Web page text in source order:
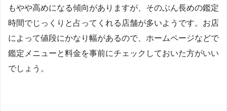
もやや高めになる傾向がありますが、そのぶん長めの鑑定
時間でじっくりと占ってくれる店舗が多いようです。お店
によって値段にかなり幅があるので、ホームページなどで
鑑定メニューと料金を事前にチェックしておいた方がいい
でしょう。